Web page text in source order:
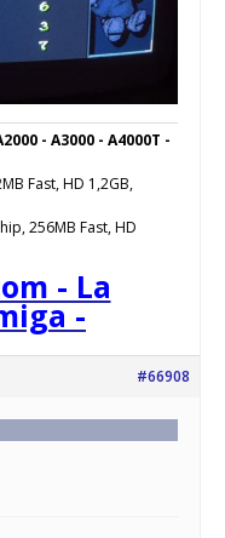
- A3000 - A4000T -
Fast, HD 1,2GB,
256MB Fast, HD
- La
-
#66908